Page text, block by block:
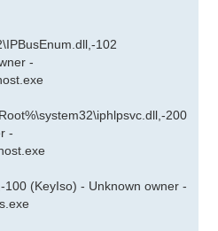
102
-
200
-
(KeyIso) - Unknown owner -